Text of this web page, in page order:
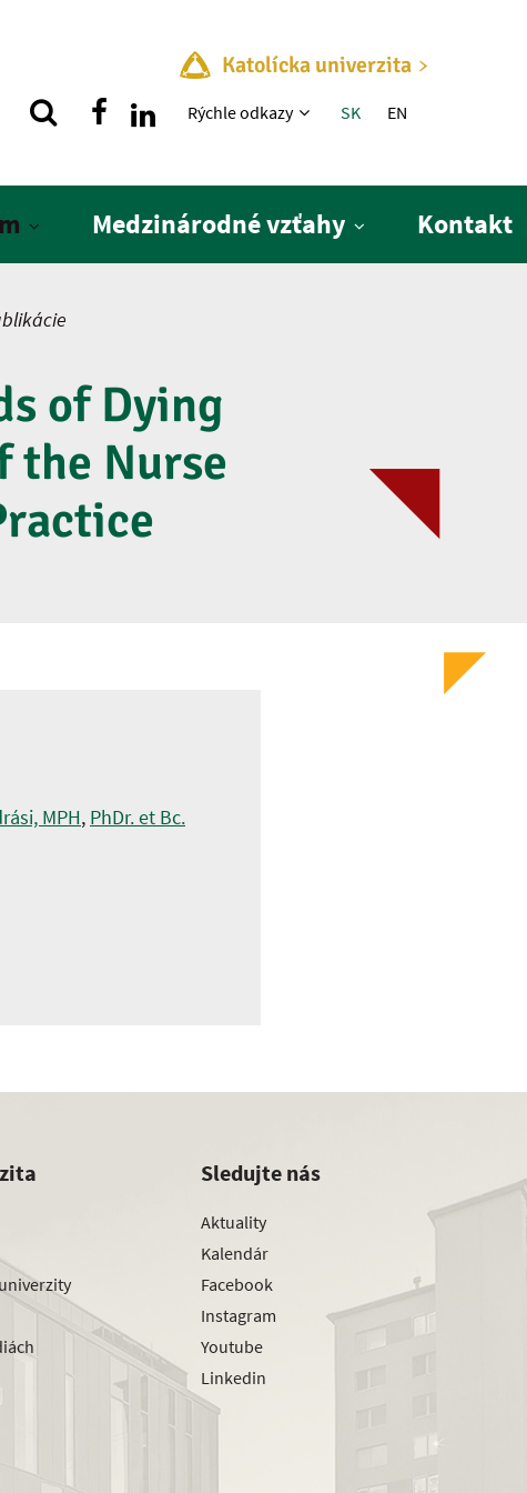
Katolícka univerzita
Rýchle menu
Rýchle odkazy SK EN
Medzinárodné vzťahy Kontakt
of Dying
the Nurse
MPH, PhDr. et Bc.
Sledujte nás
Aktuality
Kalendár
Facebook
Instagram
Youtube
Linkedin